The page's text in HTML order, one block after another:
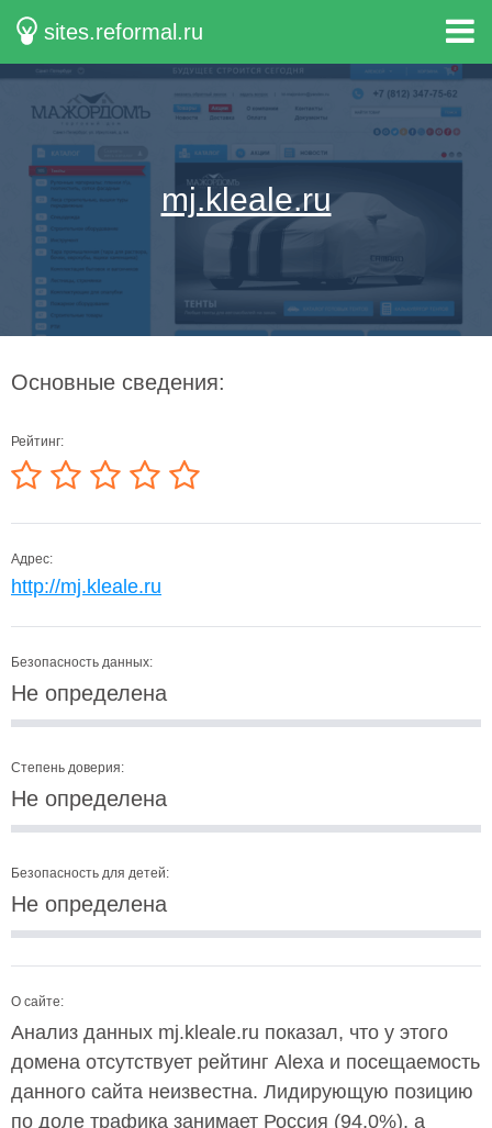
sites.reformal.ru
mj.kleale.ru
Основные сведения:
Рейтинг:
Адрес:
http://mj.kleale.ru
Безопасность данных:
Не определена
Степень доверия:
Не определена
Безопасность для детей:
Не определена
О сайте:
Анализ данных mj.kleale.ru показал, что у этого
домена отсутствует рейтинг Alexa и посещаемость
данного сайта неизвестна. Лидирующую позицию
по доле трафика занимает Россия (94,0%), а